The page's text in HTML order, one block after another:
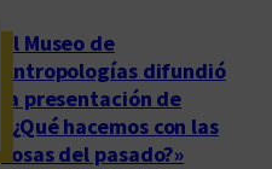
El Museo de
Antropologías difundió
la presentación de
«¿Qué hacemos con las
cosas del pasado?»